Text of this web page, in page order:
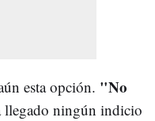
esta opción. "No
llegado ningún indicio